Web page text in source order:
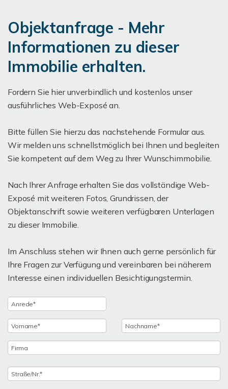
Objektanfrage - Mehr
Informationen zu dieser
Immobilie erhalten.
Fordern Sie hier unverbindlich und kostenlos unser
ausführliches Web-Exposé an.
Bitte füllen Sie hierzu das nachstehende Formular aus.
Wir melden uns schnellstmöglich bei Ihnen und begleiten
Sie kompetent auf dem Weg zu Ihrer Wunschimmobilie.
Nach Ihrer Anfrage erhalten Sie das vollständige Web-
Exposé mit weiteren Fotos, Grundrissen, der
Objektanschrift sowie weiteren verfügbaren Unterlagen
zu dieser Immobilie.
Im Anschluss stehen wir Ihnen auch gerne persönlich für
Ihre Fragen zur Verfügung und vereinbaren bei näherem
Interesse einen individuellen Besichtigungstermin.